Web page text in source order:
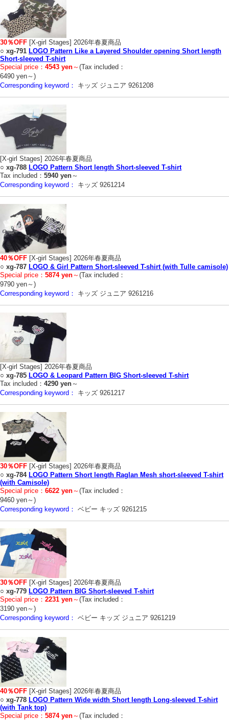
30％OFF [X-girl Stages] 2026年春夏商品
○ xg-791 LOGO Pattern Like a Layered Shoulder opening Short length
Short-sleeved T-shirt
Special price： 4543 yen～(Tax included：
6490 yen～)
Corresponding keyword：
キッズ ジュニア 9261208
[X-girl Stages] 2026年春夏商品
○ xg-788 LOGO Pattern Short length Short-sleeved T-shirt
Tax included： 5940 yen～
Corresponding keyword：
キッズ 9261214
40％OFF [X-girl Stages] 2026年春夏商品
○ xg-787 LOGO & Girl Pattern Short-sleeved T-shirt (with Tulle camisole)
Special price： 5874 yen～(Tax included：
9790 yen～)
Corresponding keyword：
キッズ ジュニア 9261216
[X-girl Stages] 2026年春夏商品
○ xg-785 LOGO & Leopard Pattern BIG Short-sleeved T-shirt
Tax included： 4290 yen～
Corresponding keyword：
キッズ 9261217
30％OFF [X-girl Stages] 2026年春夏商品
○ xg-784 LOGO Pattern Short length Raglan Mesh short-sleeved T-shirt
(with Camisole)
Special price： 6622 yen～(Tax included：
9460 yen～)
Corresponding keyword： ベビー キッズ 9261215
30％OFF [X-girl Stages] 2026年春夏商品
○ xg-779 LOGO Pattern BIG Short-sleeved T-shirt
Special price： 2231 yen～(Tax included：
3190 yen～)
Corresponding keyword： ベビー キッズ ジュニア 9261219
40％OFF [X-girl Stages] 2026年春夏商品
○ xg-778 LOGO Pattern Wide width Short length Long-sleeved T-shirt
(with Tank top)
Special price： 5874 yen～(Tax included：